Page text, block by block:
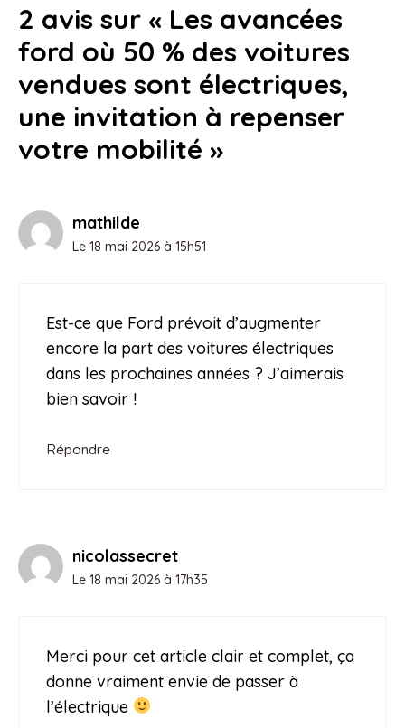
2 avis sur « Les avancées
ford où 50 % des voitures
vendues sont électriques,
une invitation à repenser
votre mobilité »
mathilde
Le 18 mai 2026 à 15h51
Est-ce que Ford prévoit d’augmenter
encore la part des voitures électriques
dans les prochaines années ? J’aimerais
bien savoir !
Répondre
nicolassecret
Le 18 mai 2026 à 17h35
Merci pour cet article clair et complet, ça
donne vraiment envie de passer à
l’électrique